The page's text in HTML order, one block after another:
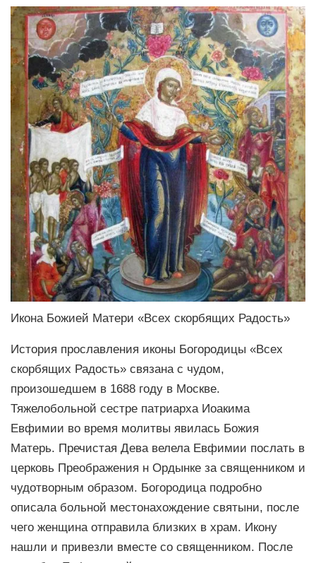
Икона Божией Матери «Всех скорбящих Радость»
История прославления иконы Богородицы «Всех
скорбящих Радость» связана с чудом,
произошедшем в 1688 году в Москве.
Тяжелобольной сестре патриарха Иоакима
Евфимии во время молитвы явилась Божия
Матерь. Пречистая Дева велела Евфимии послать в
церковь Преображения н Ордынке за священником и
чудотворным образом. Богородица подробно
описала больной местонахождение святыни, после
чего женщина отправила близких в храм. Икону
нашли и привезли вместе со священником. После